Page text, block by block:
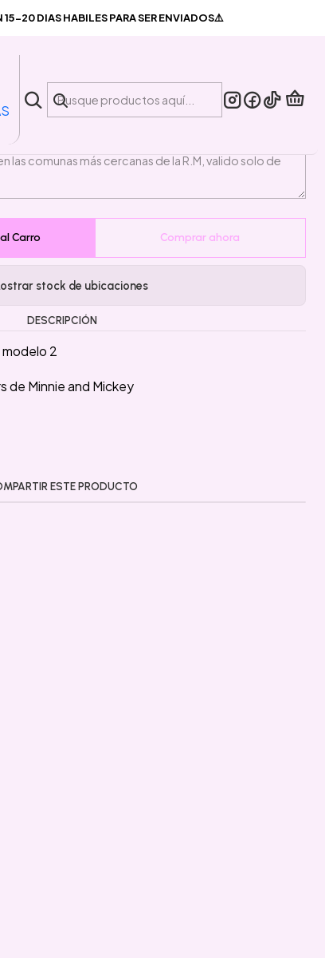
20 DIAS HABILES PARA SER ENVIADOS⚠️
2
and Mickey modelo 2
PLAZO DE ENTREGA🚛
Carro Comprar ahora
stock de ubicaciones
DESCRIPCIÓN
2
de Minnie and Mickey
ESTE PRODUCTO